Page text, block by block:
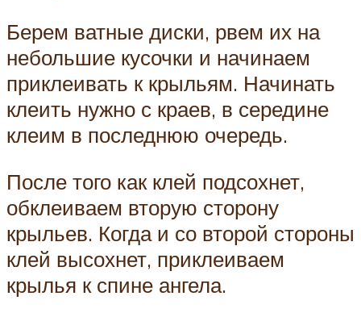
Берем ватные диски, рвем их на
небольшие кусочки и начинаем
приклеивать к крыльям. Начинать
клеить нужно с краев, в середине
клеим в последнюю очередь.
После того как клей подсохнет,
обклеиваем вторую сторону
крыльев. Когда и со второй стороны
клей высохнет, приклеиваем
крылья к спине ангела.